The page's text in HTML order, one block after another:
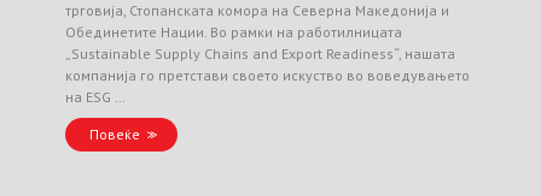
трговија, Стопанската комора на Северна Македонија и
Обединетите Нации. Во рамки на работилницата
„Sustainable Supply Chains and Export Readiness“, нашата
компанија го претстави своето искуство во воведувањето
на ESG …
Повеќе